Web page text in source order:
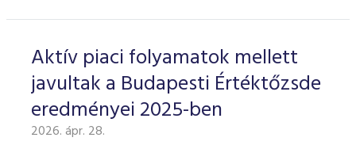
Aktív piaci folyamatok mellett
javultak a Budapesti Értéktőzsde
eredményei 2025-ben
2026. ápr. 28.